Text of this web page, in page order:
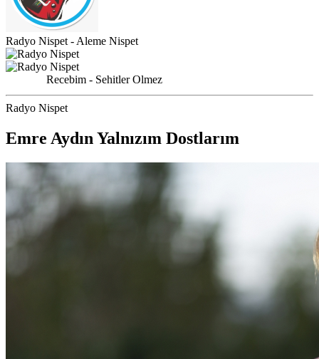
Radyo Nispet - Aleme Nispet
Recebim - Sehitler Olmez
Radyo Nispet
Emre Aydın Yalnızım Dostlarım